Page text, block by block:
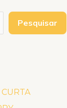
Pesquisar